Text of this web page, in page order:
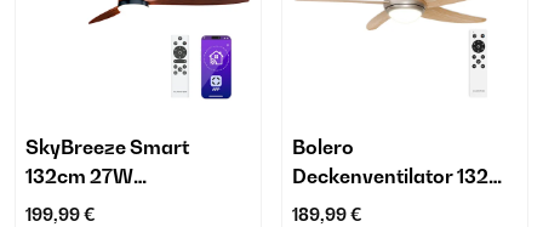
SkyBreeze Smart
132cm 27W
Deckenventilator mit
199,99 €
Bolero
Deckenventilator 132
cm | 35 W | mit Licht
189,99 €